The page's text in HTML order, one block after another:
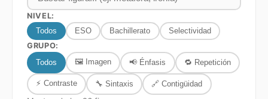
NIVEL:
Todos
ESO Bachillerato
Selectividad
GRUPO:
Todos
🖼️ Imagen 📢 Énfasis 🔁 Repetición
⚡ Contraste 🔧 Sintaxis 🔗 Contigüidad